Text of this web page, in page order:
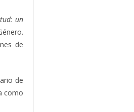
un
de
de
como